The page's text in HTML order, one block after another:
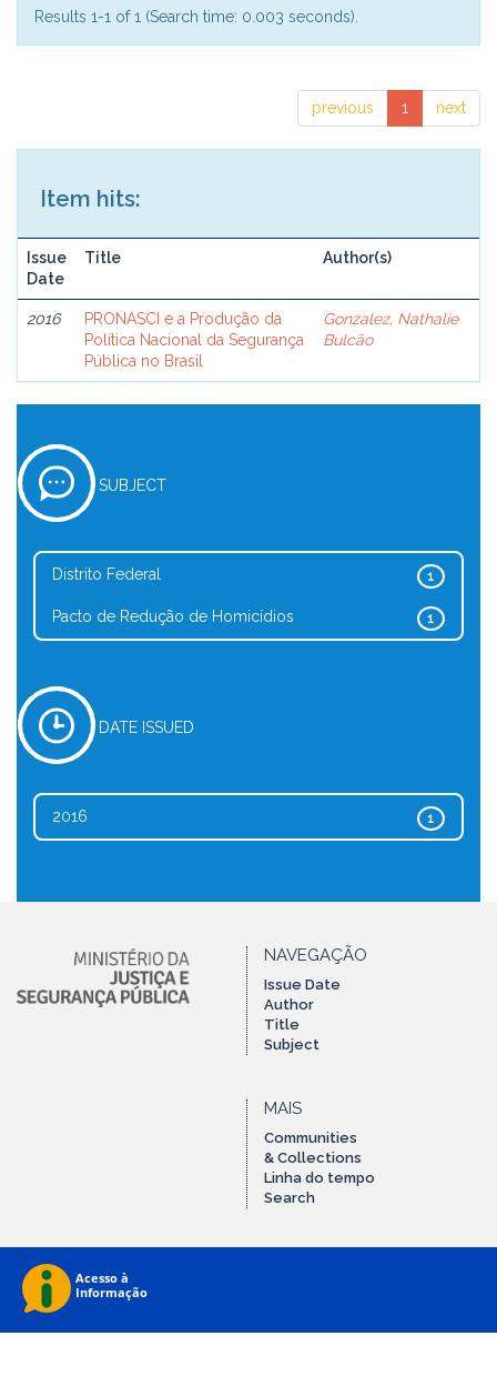
Results 1-1 of 1 (Search time: 0.003 seconds).
previous 1 next
Item hits:
Issue
Date
Title Author(s)
2016
PRONASCI e a Produção da
Política Nacional da Segurança
Pública no Brasil
Gonzalez, Nathalie
Bulcão
SUBJECT
1
Distrito Federal
1
Pacto de Redução de Homicídios
DATE ISSUED
1
2016
NAVEGAÇÃO
Issue Date
Author
Title
Subject
MAIS
Communities
& Collections
Linha do tempo
Search